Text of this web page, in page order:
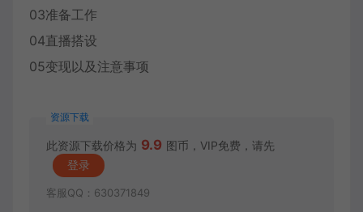
03准备工作
04直播搭设
05变现以及注意事项
资源下载
此资源下载价格为 9.9 图币，VIP免费，请先
登录
客服QQ：630371849